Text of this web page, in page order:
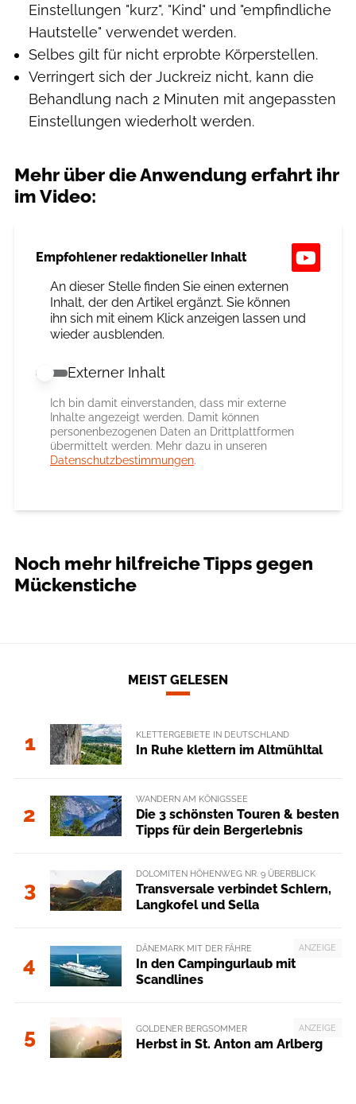
Einstellungen "kurz", "Kind" und "empfindliche
Hautstelle" verwendet werden.
Selbes gilt für nicht erprobte Körperstellen.
Verringert sich der Juckreiz nicht, kann die
Behandlung nach 2 Minuten mit angepassten
Einstellungen wiederholt werden.
Mehr über die Anwendung erfahrt ihr
im Video:
Empfohlener redaktioneller Inhalt
An dieser Stelle finden Sie einen externen
Inhalt, der den Artikel ergänzt. Sie können
ihn sich mit einem Klick anzeigen lassen und
wieder ausblenden.
Externer Inhalt erlauben
Externer Inhalt
Ich bin damit einverstanden, dass mir externe
Inhalte angezeigt werden. Damit können
personenbezogenen Daten an Drittplattformen
übermittelt werden. Mehr dazu in unseren
Datenschutzbestimmungen.
Noch mehr hilfreiche Tipps gegen
Mückenstiche
MEIST GELESEN
1 KLETTERGEBIETE IN DEUTSCHLAND
In Ruhe klettern im Altmühltal
2
WANDERN AM KÖNIGSSEE
Die 3 schönsten Touren & besten
Tipps für dein Bergerlebnis
3
DOLOMITEN HÖHENWEG NR. 9 ÜBERBLICK
Transversale verbindet Schlern,
Langkofel und Sella
4
ANZEIGE
DÄNEMARK MIT DER FÄHRE
In den Campingurlaub mit
Scandlines
5 ANZEIGE
GOLDENER BERGSOMMER
Herbst in St. Anton am Arlberg